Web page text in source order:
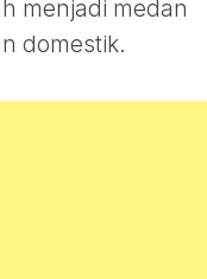
menjadi medan
domestik.